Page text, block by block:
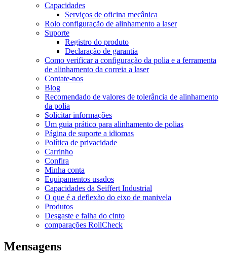
Capacidades
Serviços de oficina mecânica
Rolo configuração de alinhamento a laser
Suporte
Registro do produto
Declaração de garantia
Como verificar a configuração da polia e a ferramenta
de alinhamento da correia a laser
Contate-nos
Blog
Recomendado de valores de tolerância de alinhamento
da polia
Solicitar informações
Um guia prático para alinhamento de polias
Página de suporte a idiomas
Política de privacidade
Carrinho
Confira
Minha conta
Equipamentos usados
Capacidades da Seiffert Industrial
O que é a deflexão do eixo de manivela
Produtos
Desgaste e falha do cinto
comparações RollCheck
Mensagens